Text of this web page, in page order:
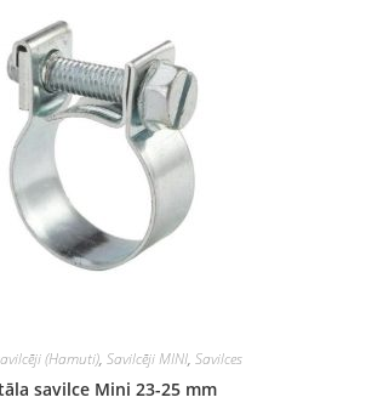
(Hamuti), Savilcēji MINI, Savilces
savilce Mini 23-25 mm